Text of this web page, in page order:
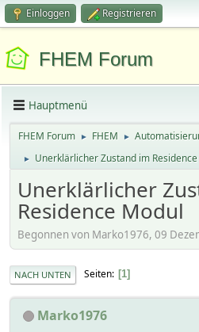
Einloggen Registrieren
FHEM Forum
Hauptmenü
FHEM Forum ► FHEM ►
► Unerklärlicher Zustand im
Unerklärlicher
Residence Modul
Begonnen von Marko1976, 09
NACH UNTEN Seiten 1
Marko1976